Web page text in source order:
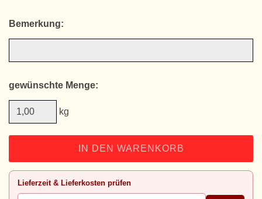
Bemerkung:
gewünschte Menge:
kg
IN DEN WARENKORB
Lieferzeit & Lieferkosten prüfen